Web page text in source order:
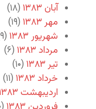
آبان ۱۳۸۳
(۱۸)
مهر ۱۳۸۳
(۱۹)
شهریور ۱۳۸۳
(۹)
مرداد ۱۳۸۳
(۶)
تیر ۱۳۸۳
(۱۰)
خرداد ۱۳۸۳
(۱۱)
اردیبهشت ۱۳۸۳